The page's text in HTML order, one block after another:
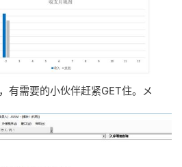
有需要的小伙伴赶紧GET住。メ